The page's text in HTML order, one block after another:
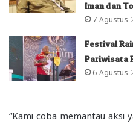
Iman dan
7 Agustus
Festival
Pariwisata
6 Agustus
“Kami coba memantau aksi